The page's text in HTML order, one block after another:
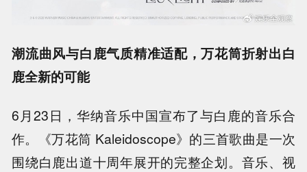
潮流曲风与白鹿气质精准适配，万花筒折射出白
鹿全新的可能
6月23日，华纳音乐中国宣布了与白鹿的音乐合
作。
《万花筒 Kaleidoscope》的三首歌曲是一次
围绕白鹿出道十周年展开的完整企划。音乐、视